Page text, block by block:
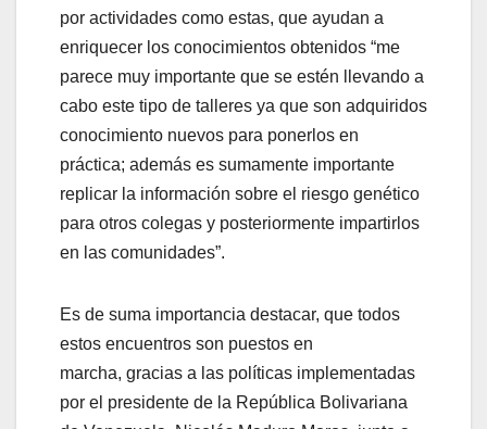
por actividades como estas, que ayudan a
enriquecer los conocimientos obtenidos “me
parece muy importante que se estén llevando a
cabo este tipo de talleres ya que son adquiridos
conocimiento nuevos para ponerlos en
práctica; además es sumamente importante
replicar la información sobre el riesgo genético
para otros colegas y posteriormente impartirlos
en las comunidades”.
Es de suma importancia destacar, que todos
estos encuentros son puestos en
marcha, gracias a las políticas implementadas
por el presidente de la República Bolivariana